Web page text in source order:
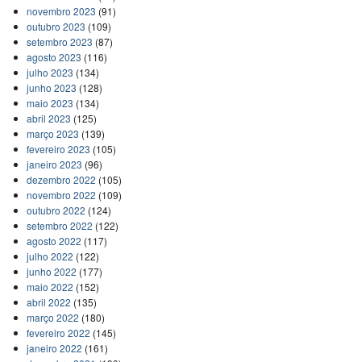
novembro 2023 (91)
outubro 2023 (109)
setembro 2023 (87)
agosto 2023 (116)
julho 2023 (134)
junho 2023 (128)
maio 2023 (134)
abril 2023 (125)
março 2023 (139)
fevereiro 2023 (105)
janeiro 2023 (96)
dezembro 2022 (105)
novembro 2022 (109)
outubro 2022 (124)
setembro 2022 (122)
agosto 2022 (117)
julho 2022 (122)
junho 2022 (177)
maio 2022 (152)
abril 2022 (135)
março 2022 (180)
fevereiro 2022 (145)
janeiro 2022 (161)